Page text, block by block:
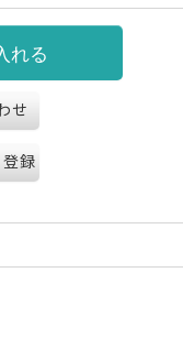
れる
せ
録